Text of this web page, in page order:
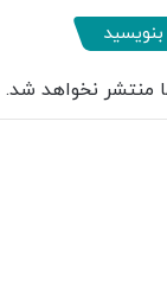
منتشر نخواهد شد.